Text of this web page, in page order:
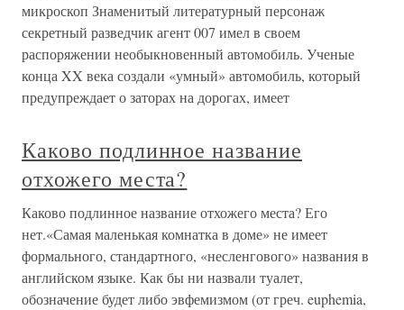
микроскоп Знаменитый литературный персонаж
секретный разведчик агент 007 имел в своем
распоряжении необыкновенный автомобиль. Ученые
конца XX века создали «умный» автомобиль, который
предупреждает о заторах на дорогах, имеет
Каково подлинное название
отхожего места?
Каково подлинное название отхожего места? Его
нет.«Самая маленькая комнатка в доме» не имеет
формального, стандартного, «несленгового» названия в
английском языке. Как бы ни назвали туалет,
обозначение будет либо эвфемизмом (от греч. euphemia,